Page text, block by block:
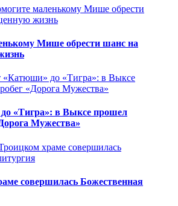
Мише обрести шанс на
«Тигра»: в Выксе прошел
Мужества»
совершилась Божественная